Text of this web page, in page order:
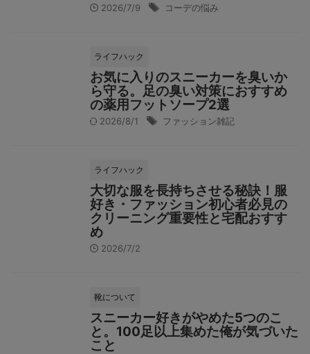
2026/7/9 コーデの悩み
ライフハック
お気に入りのスニーカーを臭いか
ら守る。足の臭い対策におすすめ
の薬用フットソープ2選
2026/8/1 ファッション雑記
ライフハック
大切な服を長持ちさせる秘訣！服
好き・ファッション初心者必見の
クリーニング重要性と宅配おすす
め
2026/7/2
靴について
スニーカー好きがやめた5つのこ
と。100足以上集めた俺が気づいた
こと